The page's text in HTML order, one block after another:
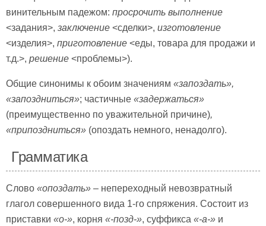
винительным падежом: просрочить выполнение
<задания>, заключение <сделки>, изготовление
<изделия>, приготовление <еды, товара для продажи и
т.д.>, решение <проблемы>).
Общие синонимы к обоим значениям «запоздать»,
«запоздниться»; частичные «задержаться»
(преимущественно по уважительной причине),
«припоздниться» (опоздать немного, ненадолго).
Грамматика
Слово «опоздать» – непереходный невозвратный
глагол совершенного вида 1-го спряжения. Состоит из
приставки «о-», корня «-позд-», суффикса «-а-» и